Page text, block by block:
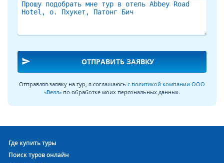
send ОТПРАВИТЬ ЗАЯВКУ
Отправляя заявку на тур, я соглашаюсь с политикой компании ООО
«Велл» по обработке моих персональных данных.
Где купить туры
Поиск туров онлайн